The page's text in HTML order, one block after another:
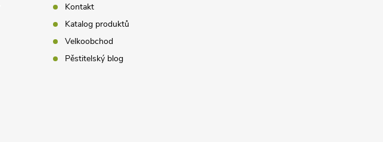
Kontakt
Katalog produktů
Velkoobchod
Pěstitelský blog